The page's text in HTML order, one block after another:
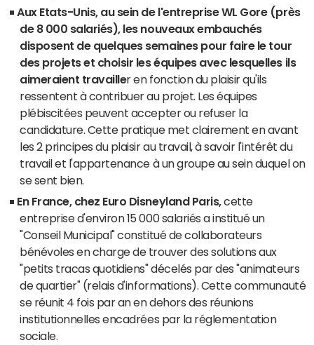
Aux Etats-Unis, au sein de l'entreprise WL Gore (près
de 8 000 salariés), les nouveaux embauchés
disposent de quelques semaines pour faire le tour
des projets et choisir les équipes avec lesquelles ils
aimeraient travailler en fonction du plaisir qu'ils
ressentent à contribuer au projet. Les équipes
plébiscitées peuvent accepter ou refuser la
candidature. Cette pratique met clairement en avant
les 2 principes du plaisir au travail, à savoir l'intérêt du
travail et l'appartenance à un groupe au sein duquel on
se sent bien.
En France, chez Euro Disneyland Paris, cette
entreprise d'environ 15 000 salariés a institué un
"Conseil Municipal" constitué de collaborateurs
bénévoles en charge de trouver des solutions aux
"petits tracas quotidiens" décelés par des "animateurs
de quartier" (relais d'informations). Cette communauté
se réunit 4 fois par an en dehors des réunions
institutionnelles encadrées par la réglementation
sociale.